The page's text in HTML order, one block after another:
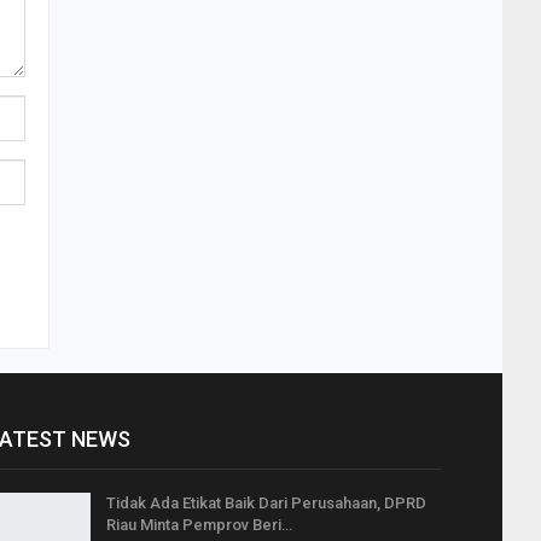
NEWS
Tidak Ada Etikat Baik Dari Perusahaan, DPRD
Riau Minta Pemprov Beri…